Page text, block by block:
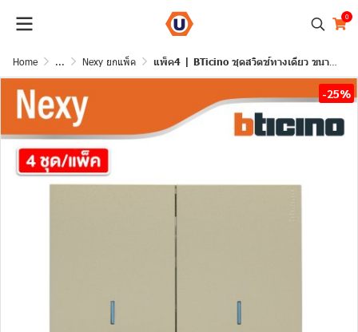
0
Home ... Nexy ยกแพ็ค แพ็ค4 | BTicino ชุดสวิตช์ทางเดียว ขนาด 2ช่อง มีพรายน้ำ สีไทเทเนียม 1Way Switch 2Gang Titanium | Nexy
-25%